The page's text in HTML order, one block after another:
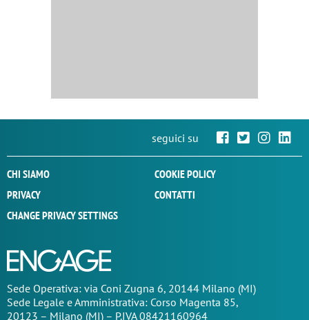
seguici su
CHI SIAMO
COOKIE POLICY
PRIVACY
CONTATTI
CHANGE PRIVACY SETTINGS
Sede Operativa: via Coni Zugna 6, 20144 Milano (MI)
Sede Legale e Amministrativa: Corso Magenta 85,
20123 – Milano (MI) – P.IVA 08421160964